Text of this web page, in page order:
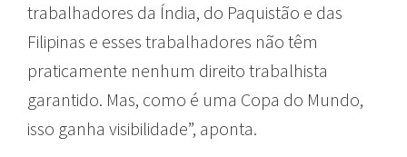
trabalhadores da Índia, do Paquistão e das
Filipinas e esses trabalhadores não têm
praticamente nenhum direito trabalhista
garantido. Mas, como é uma Copa do Mundo,
isso ganha visibilidade”, aponta.